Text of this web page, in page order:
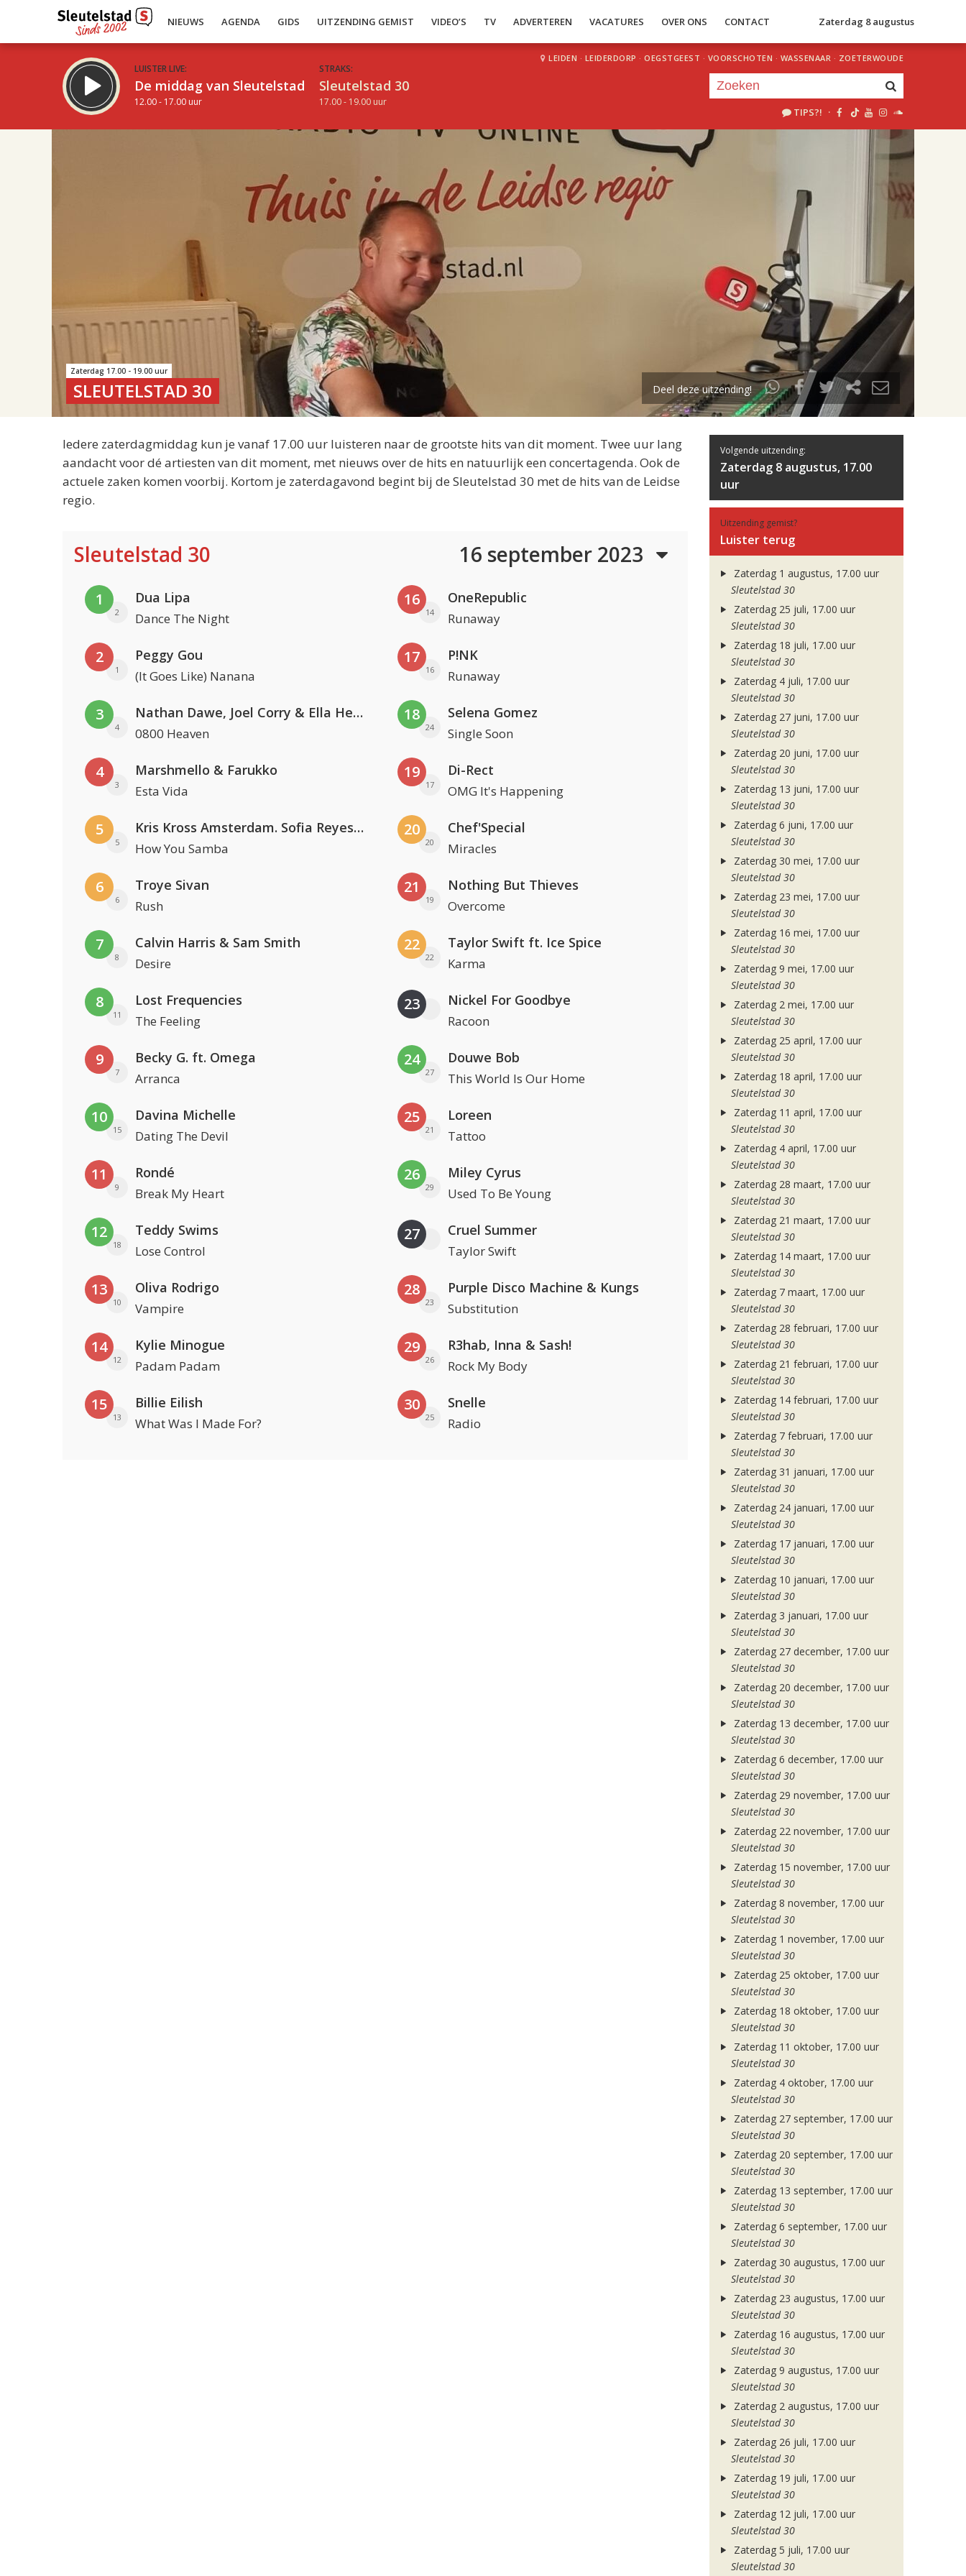
NIEUWS AGENDA GIDS UITZENDING GEMIST VIDEO’S TV ADVERTEREN VACATURES OVER ONS CONTACT Zaterdag 8 augustus
LUISTER LIVE:
De middag van Sleutelstad
12.00 - 17.00 uur
STRAKS:
Sleutelstad 30
17.00 - 19.00 uur
LEIDEN · LEIDERDORP · OEGSTGEEST · VOORSCHOTEN · WASSENAAR · ZOETERWOUDE
TIPS?! ·
uur 1 van 2
Volgend uur
Zaterdag 17.00 - 19.00 uur
SLEUTELSTAD 30 Deel deze uitzending!
Iedere zaterdagmiddag kun je vanaf 17.00 uur luisteren naar de grootste hits van dit moment. Twee uur lang
aandacht voor dé artiesten van dit moment, met nieuws over de hits en natuurlijk een concertagenda. Ook de
actuele zaken komen voorbij. Kortom je zaterdagavond begint bij de Sleutelstad 30 met de hits van de Leidse
regio.
Sleutelstad 30 16 september 2023
1
2
Dua Lipa
Dance The Night
2
1
Peggy Gou
(It Goes Like) Nanana
3
4
Nathan Dawe, Joel Corry & Ella Henderson
0800 Heaven
4
3
Marshmello & Farukko
Esta Vida
5
5
Kris Kross Amsterdam. Sofia Reyes & Tinie Tempah
How You Samba
6
6
Troye Sivan
Rush
7
8
Calvin Harris & Sam Smith
Desire
8
11
Lost Frequencies
The Feeling
9
7
Becky G. ft. Omega
Arranca
10
15
Davina Michelle
Dating The Devil
11
9
Rondé
Break My Heart
12
18
Teddy Swims
Lose Control
13
10
Oliva Rodrigo
Vampire
14
12
Kylie Minogue
Padam Padam
15
13
Billie Eilish
What Was I Made For?
16
14
OneRepublic
Runaway
17
16
P!NK
Runaway
18
24
Selena Gomez
Single Soon
19
17
Di-Rect
OMG It's Happening
20
20
Chef'Special
Miracles
21
19
Nothing But Thieves
Overcome
22
22
Taylor Swift ft. Ice Spice
Karma
23 Nickel For Goodbye
Racoon
24
27
Douwe Bob
This World Is Our Home
25
21
Loreen
Tattoo
26
29
Miley Cyrus
Used To Be Young
27 Cruel Summer
Taylor Swift
28
23
Purple Disco Machine & Kungs
Substitution
29
26
R3hab, Inna & Sash!
Rock My Body
30
25
Snelle
Radio
Volgende uitzending:
Zaterdag 8 augustus, 17.00
uur
Uitzending gemist?
Luister terug
Zaterdag 1 augustus, 17.00 uur
Sleutelstad 30
Zaterdag 25 juli, 17.00 uur
Sleutelstad 30
Zaterdag 18 juli, 17.00 uur
Sleutelstad 30
Zaterdag 4 juli, 17.00 uur
Sleutelstad 30
Zaterdag 27 juni, 17.00 uur
Sleutelstad 30
Zaterdag 20 juni, 17.00 uur
Sleutelstad 30
Zaterdag 13 juni, 17.00 uur
Sleutelstad 30
Zaterdag 6 juni, 17.00 uur
Sleutelstad 30
Zaterdag 30 mei, 17.00 uur
Sleutelstad 30
Zaterdag 23 mei, 17.00 uur
Sleutelstad 30
Zaterdag 16 mei, 17.00 uur
Sleutelstad 30
Zaterdag 9 mei, 17.00 uur
Sleutelstad 30
Zaterdag 2 mei, 17.00 uur
Sleutelstad 30
Zaterdag 25 april, 17.00 uur
Sleutelstad 30
Zaterdag 18 april, 17.00 uur
Sleutelstad 30
Zaterdag 11 april, 17.00 uur
Sleutelstad 30
Zaterdag 4 april, 17.00 uur
Sleutelstad 30
Zaterdag 28 maart, 17.00 uur
Sleutelstad 30
Zaterdag 21 maart, 17.00 uur
Sleutelstad 30
Zaterdag 14 maart, 17.00 uur
Sleutelstad 30
Zaterdag 7 maart, 17.00 uur
Sleutelstad 30
Zaterdag 28 februari, 17.00 uur
Sleutelstad 30
Zaterdag 21 februari, 17.00 uur
Sleutelstad 30
Zaterdag 14 februari, 17.00 uur
Sleutelstad 30
Zaterdag 7 februari, 17.00 uur
Sleutelstad 30
Zaterdag 31 januari, 17.00 uur
Sleutelstad 30
Zaterdag 24 januari, 17.00 uur
Sleutelstad 30
Zaterdag 17 januari, 17.00 uur
Sleutelstad 30
Zaterdag 10 januari, 17.00 uur
Sleutelstad 30
Zaterdag 3 januari, 17.00 uur
Sleutelstad 30
Zaterdag 27 december, 17.00 uur
Sleutelstad 30
Zaterdag 20 december, 17.00 uur
Sleutelstad 30
Zaterdag 13 december, 17.00 uur
Sleutelstad 30
Zaterdag 6 december, 17.00 uur
Sleutelstad 30
Zaterdag 29 november, 17.00 uur
Sleutelstad 30
Zaterdag 22 november, 17.00 uur
Sleutelstad 30
Zaterdag 15 november, 17.00 uur
Sleutelstad 30
Zaterdag 8 november, 17.00 uur
Sleutelstad 30
Zaterdag 1 november, 17.00 uur
Sleutelstad 30
Zaterdag 25 oktober, 17.00 uur
Sleutelstad 30
Zaterdag 18 oktober, 17.00 uur
Sleutelstad 30
Zaterdag 11 oktober, 17.00 uur
Sleutelstad 30
Zaterdag 4 oktober, 17.00 uur
Sleutelstad 30
Zaterdag 27 september, 17.00 uur
Sleutelstad 30
Zaterdag 20 september, 17.00 uur
Sleutelstad 30
Zaterdag 13 september, 17.00 uur
Sleutelstad 30
Zaterdag 6 september, 17.00 uur
Sleutelstad 30
Zaterdag 30 augustus, 17.00 uur
Sleutelstad 30
Zaterdag 23 augustus, 17.00 uur
Sleutelstad 30
Zaterdag 16 augustus, 17.00 uur
Sleutelstad 30
Zaterdag 9 augustus, 17.00 uur
Sleutelstad 30
Zaterdag 2 augustus, 17.00 uur
Sleutelstad 30
Zaterdag 26 juli, 17.00 uur
Sleutelstad 30
Zaterdag 19 juli, 17.00 uur
Sleutelstad 30
Zaterdag 12 juli, 17.00 uur
Sleutelstad 30
Zaterdag 5 juli, 17.00 uur
Sleutelstad 30